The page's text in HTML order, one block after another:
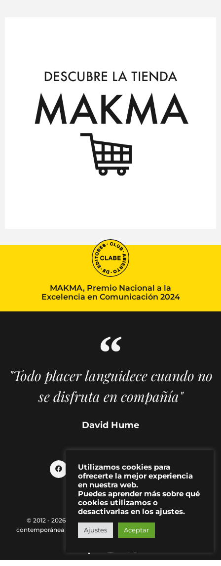
MAKMA, Premio Nacional a la
Excelencia en Comunicación 2024
"Todo placer languidece cuando no
se disfruta en compañía"
David Hume
© 2012 - 2026 MAKMA | Revista de artes visuales y cultura
contemporánea |
Política de Privacidad|Aviso Legal
Utilizamos cookies para
ofrecerte la mejor experiencia
en nuestra web.
Puedes aprender más sobre qué
cookies utilizamos o
desactivarlas en los ajustes.
Ajustes Aceptar